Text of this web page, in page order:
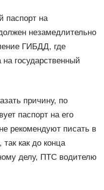
паспорт на
незамедлительно
ГИБДД, где
государственный
причину, по
паспорт на его
рекомендуют писать в
как до конца
делу, ПТС водителю